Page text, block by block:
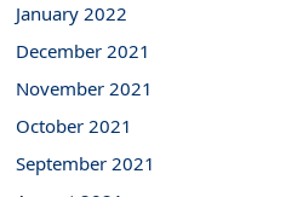
January 2022
December 2021
November 2021
October 2021
September 2021